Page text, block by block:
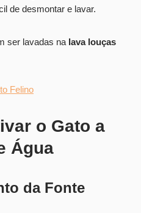
de desmontar e lavar.
ser lavadas na lava louças
Felino
o Gato a
Água
da Fonte